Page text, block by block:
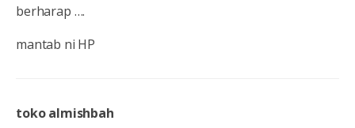
berharap ….
mantab ni HP
toko almishbah